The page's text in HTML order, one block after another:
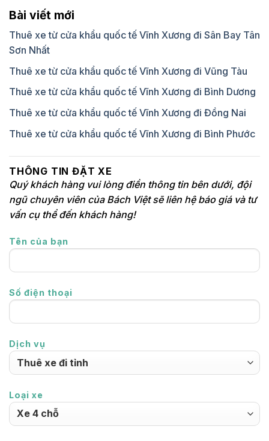
Bài viết mới
Thuê xe từ cửa khẩu quốc tế Vĩnh Xương đi Sân Bay Tân
Sơn Nhất
Thuê xe từ cửa khẩu quốc tế Vĩnh Xương đi Vũng Tàu
Thuê xe từ cửa khẩu quốc tế Vĩnh Xương đi Bình Dương
Thuê xe từ cửa khẩu quốc tế Vĩnh Xương đi Đồng Nai
Thuê xe từ cửa khẩu quốc tế Vĩnh Xương đi Bình Phước
THÔNG TIN ĐẶT XE
Quý khách hàng vui lòng điền thông tin bên dưới, đội
ngũ chuyên viên của Bách Việt sẽ liên hệ báo giá và tư
vấn cụ thể đến khách hàng!
Tên của bạn
Số điện thoại
Dịch vụ
Loại xe